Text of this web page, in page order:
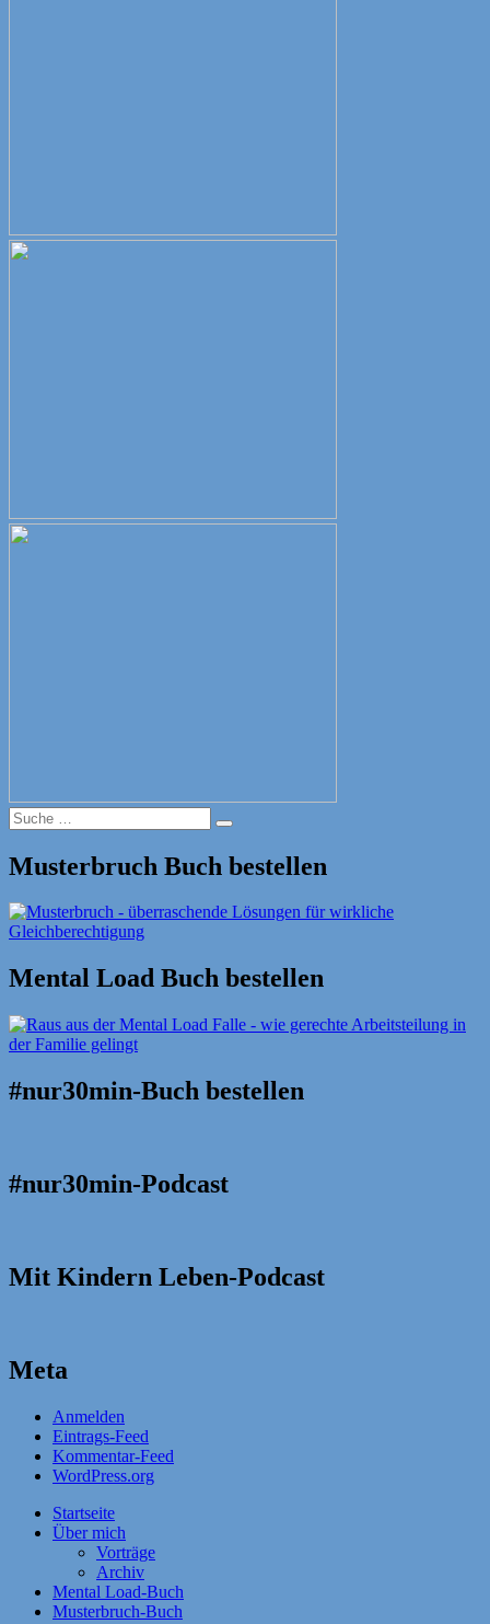
Suche
nach:
Suche
Musterbruch Buch bestellen
Mental Load Buch bestellen
#nur30min-Buch bestellen
#nur30min-Podcast
Mit Kindern Leben-Podcast
Meta
Anmelden
Eintrags-Feed
Kommentar-Feed
WordPress.org
Startseite
Über mich
Vorträge
Archiv
Mental Load-Buch
Musterbruch-Buch